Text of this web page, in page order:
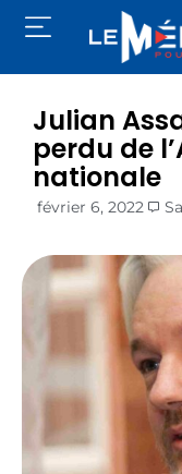
Julian
perdu de
nationale
février 6, 2022